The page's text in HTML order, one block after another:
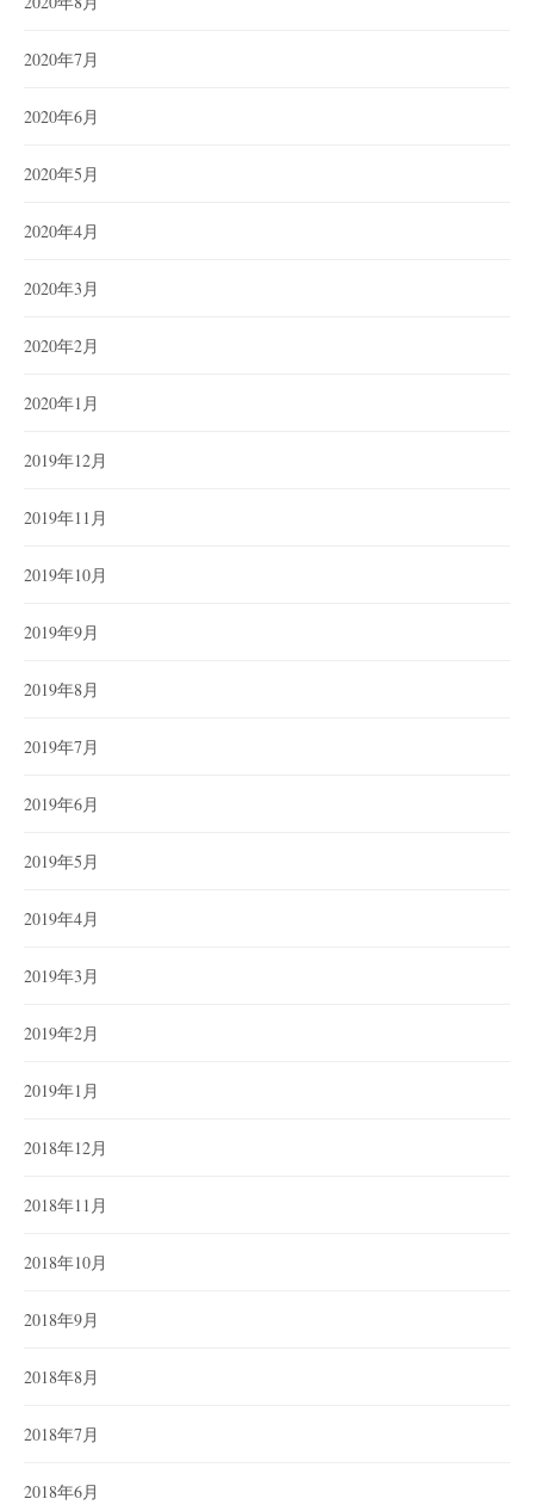
2020年7月
2020年6月
2020年5月
2020年4月
2020年3月
2020年2月
2020年1月
2019年12月
2019年11月
2019年10月
2019年9月
2019年8月
2019年7月
2019年6月
2019年5月
2019年4月
2019年3月
2019年2月
2019年1月
2018年12月
2018年11月
2018年10月
2018年9月
2018年8月
2018年7月
2018年6月